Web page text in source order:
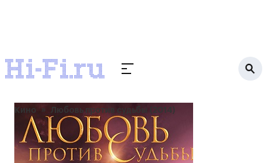
Кино Любовь против судьбы (2014)